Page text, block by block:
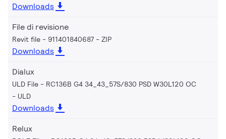
Downloads
File di revisione
Revit file - 911401840687 ZIP
Downloads
Dialux
ULD File - RC136B G4 34_43_57S/830 PSD W30L120 OC
ULD
Downloads
Relux